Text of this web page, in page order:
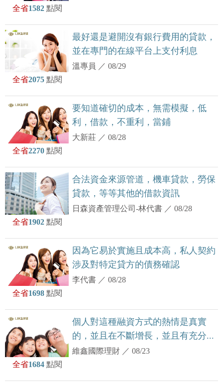
全省1582 點閱
最好還是避開沒有銀行費用的貸款，
並在專門的在線平台上支付利息
溫專員 ／08/29
全省2075 點閱
要知道確切的成本，無需模擬，低
利，借款，不重利，當鋪
大新莊 ／08/28
全省2270 點閱
合法資金來源管道，機車貸款，勞保
貸款，等等其他的借款資訊
日森資產管理公司-林代書 ／08/28
全省1902 點閱
因為它易於實施且成本高，私人契約
涉及對特定貸方的債務確認
李代書 ／08/28
全省1698 點閱
個人對這種融資方式的熱情是真實
的，並且在不斷增長，並且有充分...
維鑫國際理財 ／08/23
全省1684 點閱